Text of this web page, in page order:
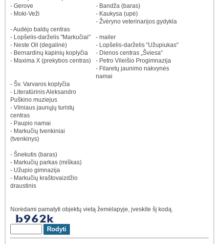
- Gerove
- Moki-Veži
- Audėjo baldų centras
- Lopšelis-darželis "Markučiai"
- Neste Oil (degalinė)
- Bernardinų kapinių koplyčia
- Maxima X (prekybos centras)
- Bandža (baras)
- Kaukysa (upė)
- Žvėryno veterinarijos gydykla
- mailer
- Lopšelis-darželis "Užupiukas"
- Dienos centras „Šviesa“
- Petro Vileišio Progimnazija
- Filaretų jaunimo nakvynės
namai
- Šv. Varvaros koplyčia
- Literatūrinis Aleksandro
Puškino muziejus
- Vilniaus jaunųjų turistų
centras
- Paupio namai
- Markučių tvenkiniai
(tvenkinys)
- Šnekutis (baras)
- Markučių parkas (miškas)
- Užupio gimnazija
- Markučių kraštovaizdžio
draustinis
Norėdami pamatyti objektų vietą žemėlapyje, įveskite šį kodą.